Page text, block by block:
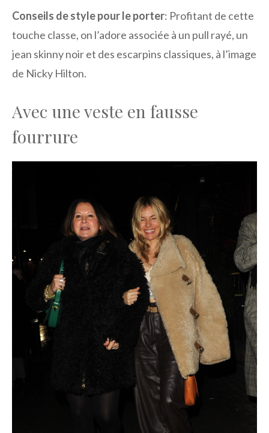
Conseils de style pour le porter: Profitant de cette
touche classe, on l’adore associée à un pull rayé, un
jean skinny noir et des escarpins classiques, à l’image
de Nicky Hilton.
Avec une veste en fausse
fourrure